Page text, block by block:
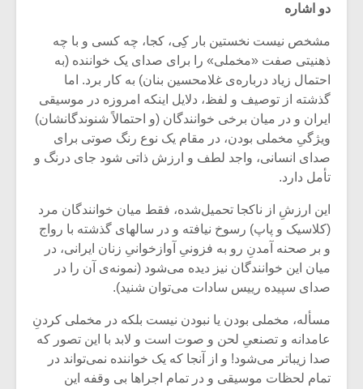
دو اشاره
مشخص نیست نخستین بار کِی، کجا، چه کسی و با چه
ذهنیتی صفت «مخملی» را برای صدای یک خواننده‌ (به
احتمال زیاد درباره‌ی غلامحسین بنان) به کار برد. اما
گذشته از توصیف و لفظ، دلایل اینکه امروزه در موسیقی
ایران و در میان برخی خوانندگان (و احتمالاً شنوندگانشان)
ویژگیِ مخملی بودن، در مقام یک نوع رنگ صوتی برای
صدای انسانی، واجد لطف و ارزش ذاتی شود جای درنگ و
تأمل دارد.
این ارزشِ از ناکجا تحمیل‌شده، فقط میان خوانندگان مرد
(کلاسیک و پاپ) رسوخ نیافته و در سالهای گذشته با رواج
و بر صحنه آمدنِ رو به فزونیِ آوازخوانیِ زنان ایرانی، در
میان این خوانندگان نیز دیده می‌شود (نمونه‌ی آن را در
صدای سپیده رییس سادات می‌توان شنید).
مسأله، مخملی بودن یا نبودن نیست بلکه در مخملی کردنِ
عامدانه و تصنعیِ لحن و صوت است و لابد با این تصور که
صدا زیباتر می‌شود! و از آنجا که یک خواننده نمی‌تواند در
تمام لحظات موسیقی و در تمام اجراها بی وقفه این